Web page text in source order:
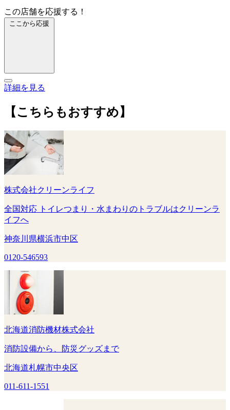
この店舗を応援する！
ここから応援
詳細を見る
【こちらもおすすめ】
株式会社クリーンライフ
全国対応 トイレつまり・水まわりのトラブルはクリーンラ
イフへ
神奈川県横浜市中区
0120-546593
北海道消防機材株式会社
消防設備から、防災グッズまで
北海道札幌市中央区
011-611-1551